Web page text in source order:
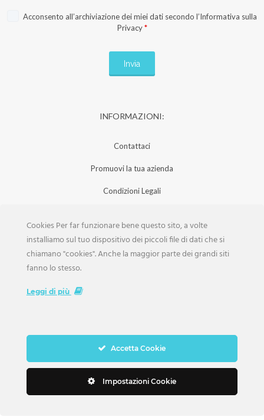
Acconsento all’archiviazione dei miei dati secondo l’Informativa sulla
Privacy *
INFORMAZIONI:
Contattaci
Promuovi la tua azienda
Condizioni Legali
Iscrizione Aziende
Scarica la Rivista
Cookies Per far funzionare bene questo sito, a volte
installiamo sul tuo dispositivo dei piccoli file di dati che si
chiamano "cookies". Anche la maggior parte dei grandi siti
fanno lo stesso.
Leggi di più
Accetta Cookie
Impostazioni Cookie